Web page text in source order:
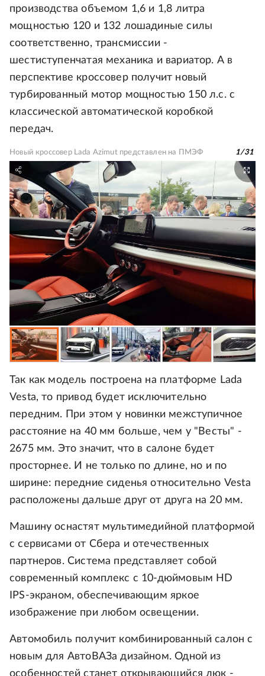
производства объемом 1,6 и 1,8 литра
мощностью 120 и 132 лошадиные силы
соответственно, трансмиссии -
шестиступенчатая механика и вариатор. А в
перспективе кроссовер получит новый
турбированный мотор мощностью 150 л.с. с
классической автоматической коробкой
передач.
Новый кроссовер Lada Azimut представлен на ПМЭФ 1/31
Так как модель построена на платформе Lada
Vesta, то привод будет исключительно
передним. При этом у новинки межступичное
расстояние на 40 мм больше, чем у "Весты" -
2675 мм. Это значит, что в салоне будет
просторнее. И не только по длине, но и по
ширине: передние сиденья относительно Vesta
расположены дальше друг от друга на 20 мм.
Машину оснастят мультимедийной платформой
с сервисами от Сбера и отечественных
партнеров. Система представляет собой
современный комплекс с 10-дюймовым HD
IPS-экраном, обеспечивающим яркое
изображение при любом освещении.
Автомобиль получит комбинированный салон с
новым для АвтоВАЗа дизайном. Одной из
особенностей станет открывающийся люк -